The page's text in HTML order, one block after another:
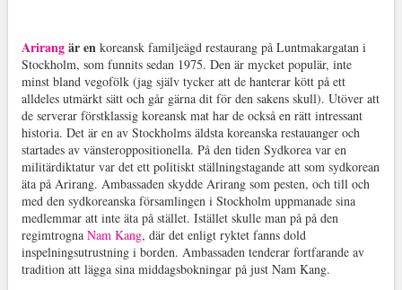
Arirangär en koreansk familjeägd restaurang på Luntmakargatan i
Stockholm, som funnits sedan 1975. Den är mycket populär, inte
minst bland vegofölk (jag själv tycker att de hanterar kött på ett
alldeles utmärkt sätt och går gärna dit för den sakens skull). Utöver att
de serverar förstklassig koreansk mat har de också en rätt intressant
historia. Det är en av Stockholms äldsta koreanska restauanger och
startades av vänsteroppositionella. På den tiden Sydkorea var en
militärdiktatur var det ett politiskt ställningstagande att som sydkorean
äta på Arirang. Ambassaden skydde Arirang som pesten, och till och
med den sydkoreanska församlingen i Stockholm uppmanade sina
medlemmar att inte äta på stället. Istället skulle man på på den
regimtrogna Nam Kang, där det enligt ryktet fanns dold
inspelningsutrustning i borden. Ambassaden tenderar fortfarande av
tradition att lägga sina middagsbokningar på just Nam Kang.